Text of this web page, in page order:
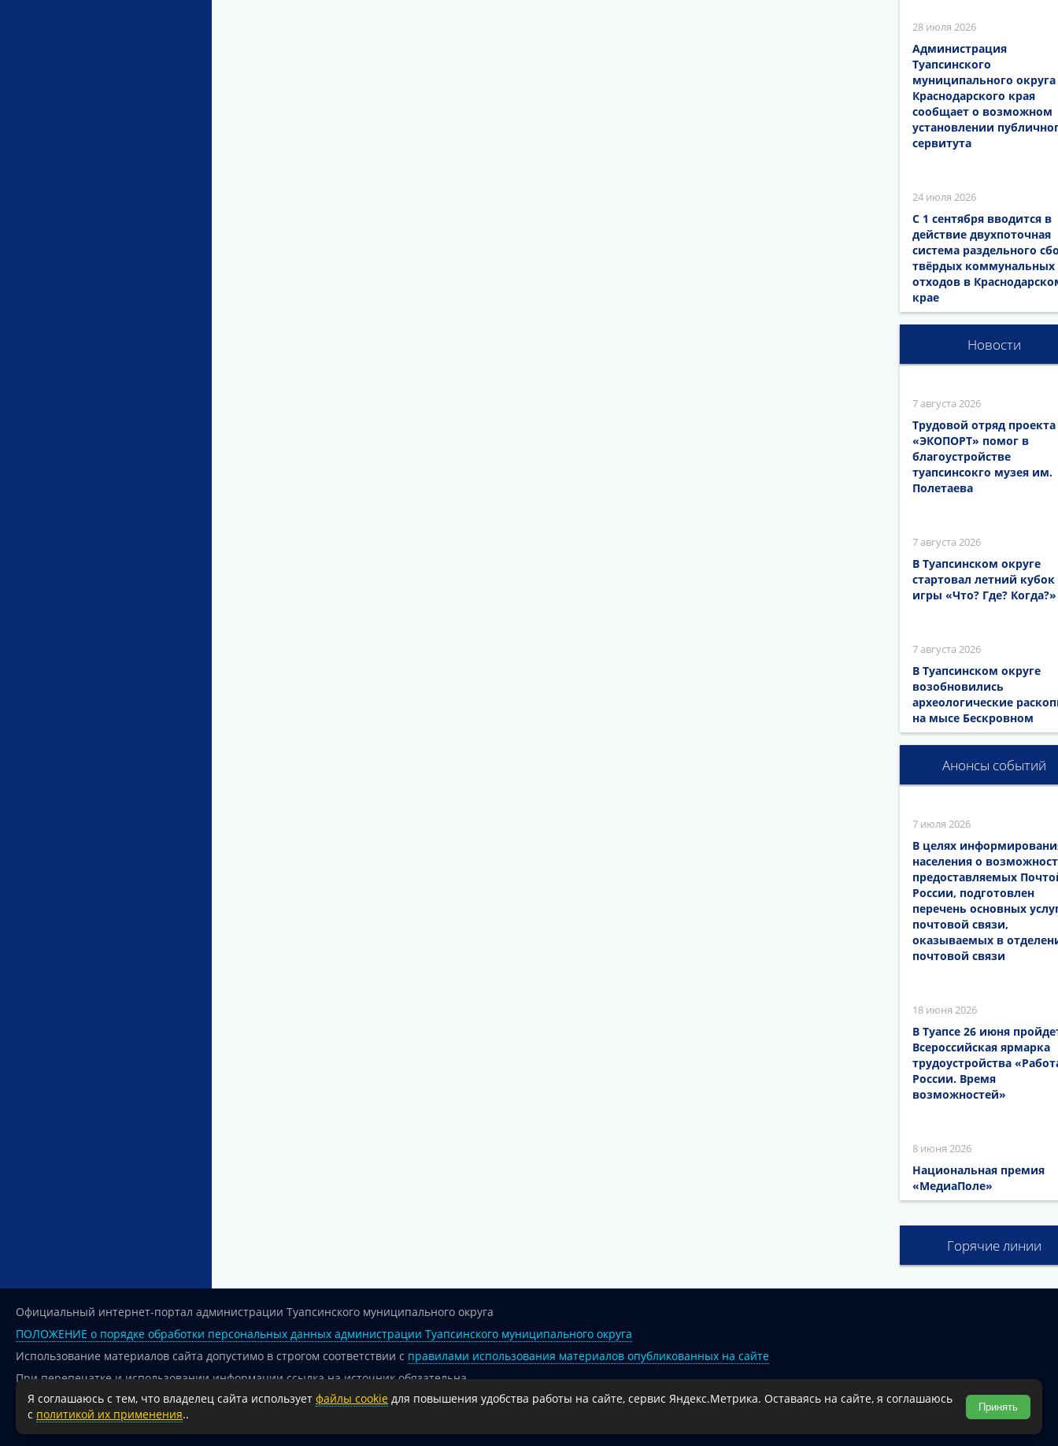
28 июля 2026
Администрация
Туапсинского
муниципального округа
Краснодарского края
сообщает о возможном
установлении
сервитута
24 июля 2026
С 1 сентября вводится в
действие двухпоточная
система раздельного
твёрдых коммунальных
отходов в
крае
Новости
7 августа 2026
Трудовой отряд проекта
«ЭКОПОРТ» помог в
благоустройстве
туапсинсокго музея им.
Полетаева
7 августа 2026
В Туапсинском округе
стартовал летний кубок
игры «Что? Где? Когда?»
7 августа 2026
В Туапсинском округе
возобновились
археологические
на мысе Бескровном
Анонсы событий
7 июля 2026
В целях
населения о
предоставляемых
России, подготовлен
перечень основных
почтовой связи,
оказываемых в
почтовой связи
18 июня 2026
В Туапсе 26 июня
Всероссийская ярмарка
трудоустройства
России. Время
возможностей»
8 июня 2026
Национальная премия
«МедиаПоле»
Горячие линии
Официальный интернет-портал администрации Туапсинского муниципального округа
ПОЛОЖЕНИЕ о порядке обработки персональных данных администрации Туапсинского муниципального округа
Использование материалов сайта допустимо в строгом соответствии с правилами использования материалов опубликованных на сайте
При перепечатке и использовании информации ссылка на источник обязательна.
Для сайтов и страниц сети Интернет обязательна активная гиперссылка на официальный интернет-портал администрации Туапсинского муниципального округа.
18+
Я соглашаюсь с тем, что владелец сайта использует файлы cookie для повышения удобства работы на сайте, сервис Яндекс.Метрика. Оставаясь на сайте, я соглашаюсь
с политикой их применения.. Принять